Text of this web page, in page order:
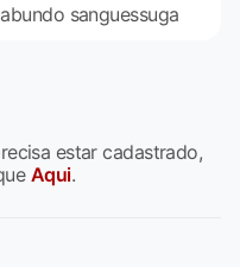
sanguessuga
estar cadastrado,
Aqui.